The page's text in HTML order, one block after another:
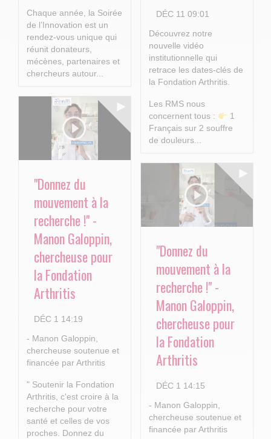
Chaque année, la Soirée
de l’Innovation est un
rendez-vous unique qui
réunit donateurs,
mécènes, partenaires et
chercheurs autour...
DÉC 11 09:01
Découvrez notre
nouvelle vidéo
institutionnelle qui
retrace les dates-clés de
la Fondation Arthritis.
Les RMS nous
concernent tous :
1
Français sur 2 souffre
de douleurs...
"Donnez du
mouvement à la
recherche !" -
Manon Galoppin,
chercheuse pour
la Fondation
Arthritis
DÉC 1 14:19
- Manon Galoppin,
chercheuse soutenue et
financée par Arthritis
" Soutenir la Fondation
Arthritis, c'est croire à la
recherche pour votre
santé et celles de vos
proches. Donnez du
"Donnez du
mouvement à la
recherche !" -
Manon Galoppin,
chercheuse pour
la Fondation
Arthritis
DÉC 1 14:15
- Manon Galoppin,
chercheuse soutenue et
financée par Arthritis